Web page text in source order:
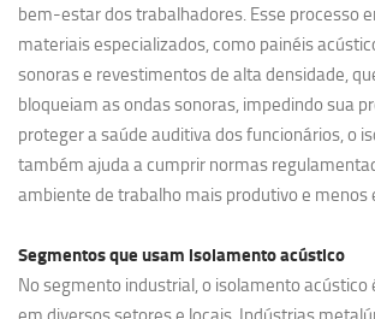
bem-estar dos trabalhadores. Esse processo
materiais especializados, como painéis
sonoras e revestimentos de alta densidade,
bloqueiam as ondas sonoras, impedindo sua
proteger a saúde auditiva dos funcionários, o
também ajuda a cumprir normas
ambiente de trabalho mais produtivo e menos
Segmentos que usam isolamento acústico
No segmento industrial, o isolamento acústico